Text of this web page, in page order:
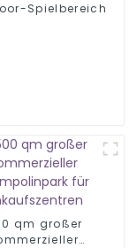
Spielbereich
qm großer